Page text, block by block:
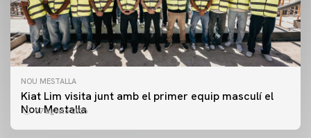
NOU MESTALLA
Kiat Lim visita junt amb el primer equip masculí el
Nou Mestalla
07 agosto 2026